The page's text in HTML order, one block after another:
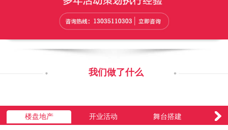
我们做了什么
楼盘地产 开业活动 舞台搭建